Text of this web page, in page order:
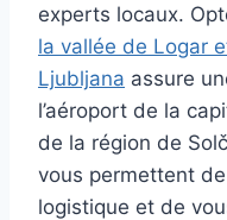
experts locaux.
la vallée de Logar
Ljubljana assure
l’aéroport de la
de la région de
vous permettent
logistique et de